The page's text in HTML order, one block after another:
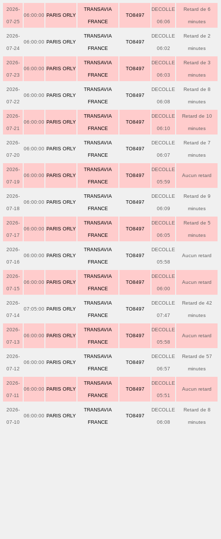
2026-
07-25
06:00:00 PARIS ORLY
TRANSAVIA
FRANCE
TO8497
DECOLLE
06:06
Retard de 6
minutes
2026-
07-24
06:00:00 PARIS ORLY
TRANSAVIA
FRANCE
TO8497
DECOLLE
06:02
Retard de 2
minutes
2026-
07-23
06:00:00 PARIS ORLY
TRANSAVIA
FRANCE
TO8497
DECOLLE
06:03
Retard de 3
minutes
2026-
07-22
06:00:00 PARIS ORLY
TRANSAVIA
FRANCE
TO8497
DECOLLE
06:08
Retard de 8
minutes
2026-
07-21
06:00:00 PARIS ORLY
TRANSAVIA
FRANCE
TO8497
DECOLLE
06:10
Retard de 10
minutes
2026-
07-20
06:00:00 PARIS ORLY
TRANSAVIA
FRANCE
TO8497
DECOLLE
06:07
Retard de 7
minutes
2026-
07-19
06:00:00 PARIS ORLY
TRANSAVIA
FRANCE
TO8497
DECOLLE
05:59
Aucun retard
2026-
07-18
06:00:00 PARIS ORLY
TRANSAVIA
FRANCE
TO8497
DECOLLE
06:09
Retard de 9
minutes
2026-
07-17
06:00:00 PARIS ORLY
TRANSAVIA
FRANCE
TO8497
DECOLLE
06:05
Retard de 5
minutes
2026-
07-16
06:00:00 PARIS ORLY
TRANSAVIA
FRANCE
TO8497
DECOLLE
05:58
Aucun retard
2026-
07-15
06:00:00 PARIS ORLY
TRANSAVIA
FRANCE
TO8497
DECOLLE
06:00
Aucun retard
2026-
07-14
07:05:00 PARIS ORLY
TRANSAVIA
FRANCE
TO8497
DECOLLE
07:47
Retard de 42
minutes
2026-
07-13
06:00:00 PARIS ORLY
TRANSAVIA
FRANCE
TO8497
DECOLLE
05:58
Aucun retard
2026-
07-12
06:00:00 PARIS ORLY
TRANSAVIA
FRANCE
TO8497
DECOLLE
06:57
Retard de 57
minutes
2026-
07-11
06:00:00 PARIS ORLY
TRANSAVIA
FRANCE
TO8497
DECOLLE
05:51
Aucun retard
2026-
07-10
06:00:00 PARIS ORLY
TRANSAVIA
FRANCE
TO8497
DECOLLE
06:08
Retard de 8
minutes